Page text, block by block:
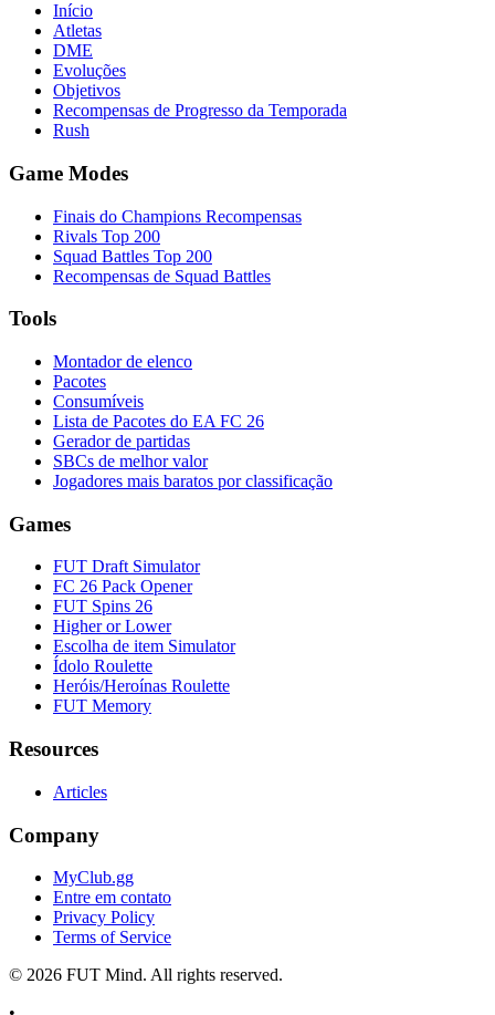
Início
Atletas
DME
Evoluções
Objetivos
Recompensas de Progresso da Temporada
Rush
Game Modes
Finais do Champions Recompensas
Rivals Top 200
Squad Battles Top 200
Recompensas de Squad Battles
Tools
Montador de elenco
Pacotes
Consumíveis
Lista de Pacotes do EA FC 26
Gerador de partidas
SBCs de melhor valor
Jogadores mais baratos por classificação
Games
FUT Draft Simulator
FC 26 Pack Opener
FUT Spins 26
Higher or Lower
Escolha de item Simulator
Ídolo Roulette
Heróis/Heroínas Roulette
FUT Memory
Resources
Articles
Company
MyClub.gg
Entre em contato
Privacy Policy
Terms of Service
© 2026 FUT Mind. All rights reserved.